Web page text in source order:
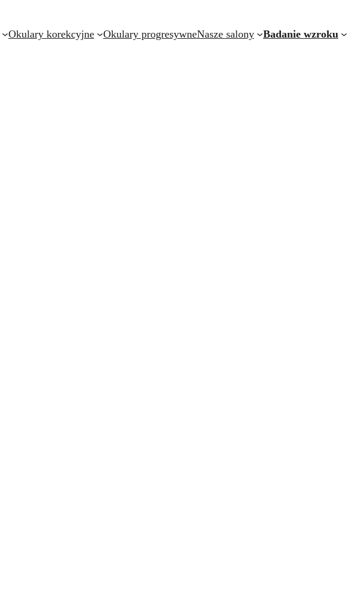
Okulary korekcyjne Okulary progresywneNasze salony Badanie wzroku